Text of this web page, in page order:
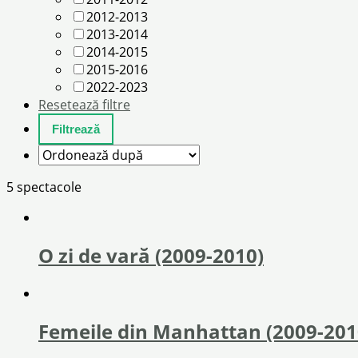
2012-2013
2013-2014
2014-2015
2015-2016
2022-2023
Resetează filtre
5 spectacole
O zi de vară (2009-2010)
Femeile din Manhattan (2009-